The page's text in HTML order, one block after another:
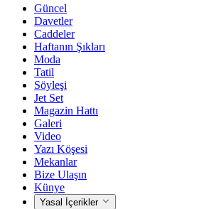
Güncel
Davetler
Caddeler
Haftanın Şıkları
Moda
Tatil
Söyleşi
Jet Set
Magazin Hattı
Galeri
Video
Yazı Köşesi
Mekanlar
Bize Ulaşın
Künye
Yasal İçerikler